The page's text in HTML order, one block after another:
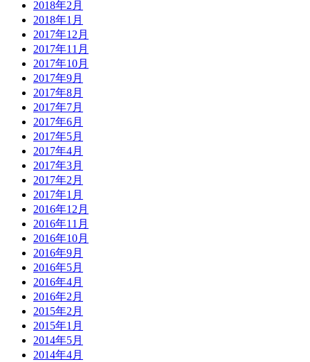
2018年2月
2018年1月
2017年12月
2017年11月
2017年10月
2017年9月
2017年8月
2017年7月
2017年6月
2017年5月
2017年4月
2017年3月
2017年2月
2017年1月
2016年12月
2016年11月
2016年10月
2016年9月
2016年5月
2016年4月
2016年2月
2015年2月
2015年1月
2014年5月
2014年4月